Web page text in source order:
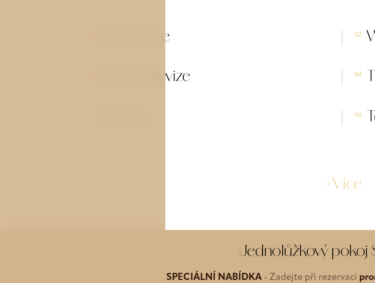
Klimatizace 02
Plochá televize 04
06
+Více
Jednolůžkový pokoj
SPECIÁLNÍ NABÍDKA - Zadejte při rezervaci